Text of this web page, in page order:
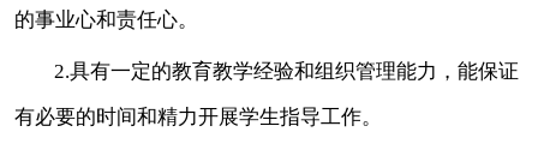
的事业心和责任心。
2.具有一定的教育教学经验和组织管理能力，能保证
有必要的时间和精力开展学生指导工作。